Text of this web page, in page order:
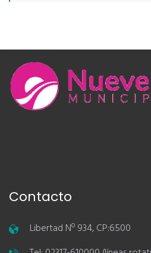
Contacto
Libertad Nº 934, CP:6500